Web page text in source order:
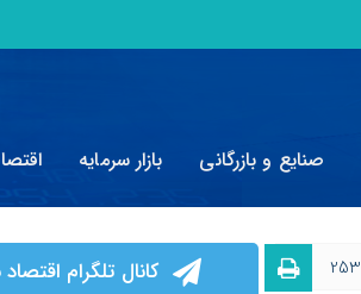
صنایع و بازرگانی بازار سرمایه
کانال تلگرام اقتصاد